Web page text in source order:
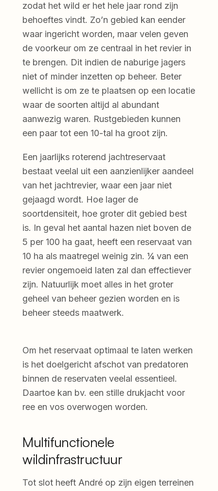
zodat het wild er het hele jaar rond zijn
behoeftes vindt. Zo’n gebied kan eender
waar ingericht worden, maar velen geven
de voorkeur om ze centraal in het revier in
te brengen. Dit indien de naburige jagers
niet of minder inzetten op beheer. Beter
wellicht is om ze te plaatsen op een locatie
waar de soorten altijd al abundant
aanwezig waren. Rustgebieden kunnen
een paar tot een 10-tal ha groot zijn.
Een jaarlijks roterend jachtreservaat
bestaat veelal uit een aanzienlijker aandeel
van het jachtrevier, waar een jaar niet
gejaagd wordt. Hoe lager de
soortdensiteit, hoe groter dit gebied best
is. In geval het aantal hazen niet boven de
5 per 100 ha gaat, heeft een reservaat van
10 ha als maatregel weinig zin. ¼ van een
revier ongemoeid laten zal dan effectiever
zijn. Natuurlijk moet alles in het groter
geheel van beheer gezien worden en is
beheer steeds maatwerk.
Om het reservaat optimaal te laten werken
is het doelgericht afschot van predatoren
binnen de reservaten veelal essentieel.
Daartoe kan bv. een stille drukjacht voor
ree en vos overwogen worden.
Multifunctionele
wildinfrastructuur
Tot slot heeft André op zijn eigen terreinen